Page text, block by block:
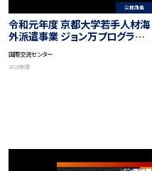
公開講義
令和元年度 京都大学若手人材海
外派遣事業 ジョン万プログラム
海外研修参加職員による帰国報
告会
国際交流センター
2019年度